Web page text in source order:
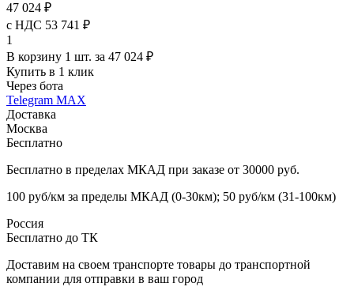
47 024 ₽
с НДС 53 741 ₽
1
В корзину 1 шт. за 47 024 ₽
Купить в 1 клик
Через бота
Telegram MAX
Доставка
Москва
Бесплатно
Бесплатно в пределах МКАД при заказе от 30000 руб.
100 руб/км за пределы МКАД (0-30км); 50 руб/км (31-100км)
Россия
Бесплатно до ТК
Доставим на своем транспорте товары до транспортной
компании для отправки в ваш город